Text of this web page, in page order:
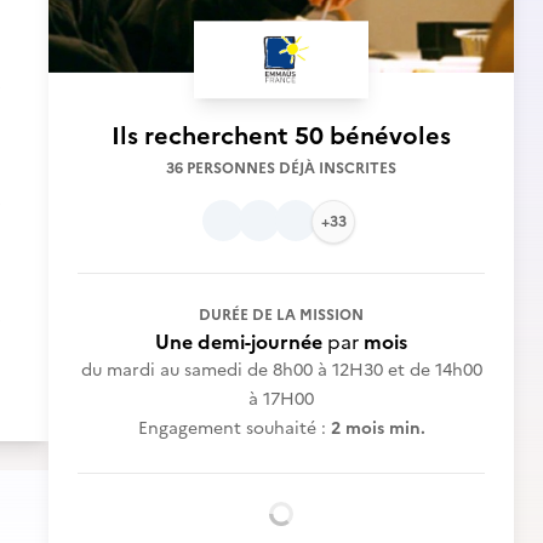
Ils recherchent 50 bénévoles
36 PERSONNES DÉJÀ INSCRITES
+33
DURÉE DE LA MISSION
Une demi-journée par mois
du mardi au samedi de 8h00 à 12H30 et de 14h00
à 17H00
Engagement souhaité : 2 mois min.
Chargement...